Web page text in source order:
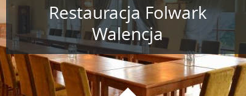
Restauracja Folwark
Walencja